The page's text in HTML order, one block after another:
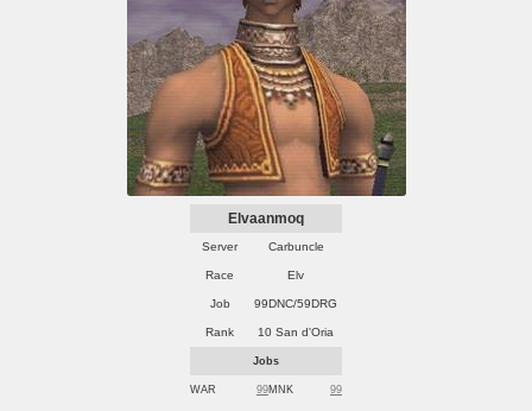
Elvaanmoq
Server Carbuncle
Race Elv
Job 99DNC/59DRG
Rank 10 San d'Oria
Jobs
WAR 99MNK 99